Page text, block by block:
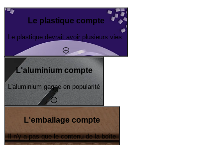
Le plastique compte
Le plastique devrait avoir plusieurs vies.
L'aluminium compte
L'aluminium gagne en popularité
L'emballage compte
Il n'y a pas que le contenu de la boîte